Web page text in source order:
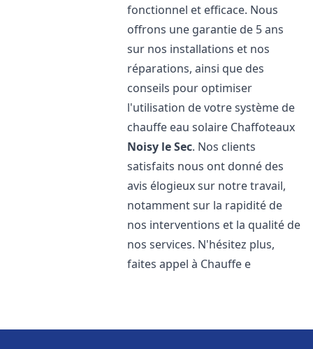
fonctionnel et efficace. Nous
offrons une garantie de 5 ans
sur nos installations et nos
réparations, ainsi que des
conseils pour optimiser
l'utilisation de votre système de
chauffe eau solaire Chaffoteaux
Noisy le Sec. Nos clients
satisfaits nous ont donné des
avis élogieux sur notre travail,
notamment sur la rapidité de
nos interventions et la qualité de
nos services. N'hésitez plus,
faites appel à Chauffe e